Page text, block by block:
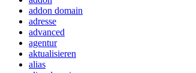
addon domain
adresse
advanced
agentur
aktualisieren
alias